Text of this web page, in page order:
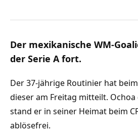
Der mexikanische WM-
der Serie A fort.
Der 37-jährige Routinier hat
dieser am Freitag mitteilt.
stand er in seiner Heimat beim
ablösefrei.